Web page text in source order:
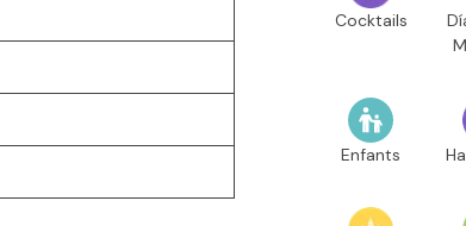
Cocktails
Enfants